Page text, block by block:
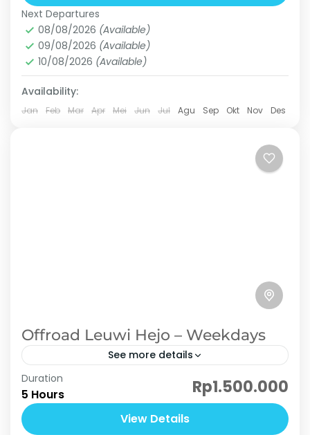
gunung pancar sentul bogor. Bukit Paniisan...
Bukit Paniisan
Curug Cisalada,Curug Ngumpet
Hard
3 People
Next Departures
08/08/2026 (Available)
09/08/2026 (Available)
10/08/2026 (Available)
Availability:
Jan Feb Mar Apr Mei Jun Jul Agu Sep Okt Nov Des
Offroad Leuwi Hejo – Weekdays
See more details
offroad
rekomendasi offroad di sentul
Gabungkan tantangan offroad seru di
Duration
5 Hours Rp1.500.000
View Details